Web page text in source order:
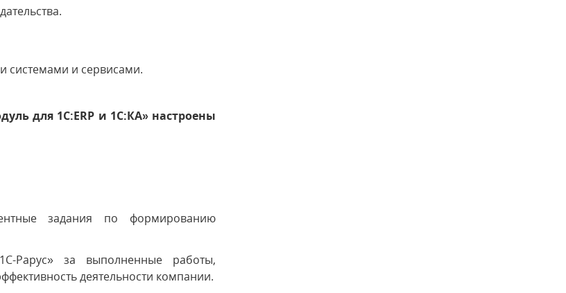
системами и сервисами.
для 1C:ERP и 1С:КА» настроены
задания по формированию
Рарус» за выполненные работы,
деятельности компании.